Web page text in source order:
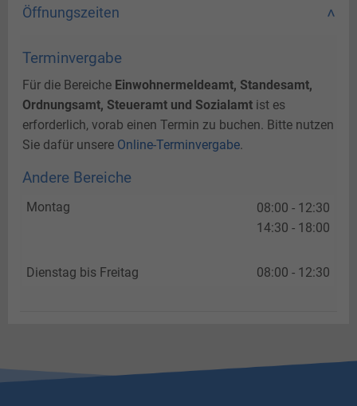
Öffnungszeiten
Terminvergabe
Für die Bereiche Einwohnermeldeamt, Standesamt,
Ordnungsamt, Steueramt und Sozialamt ist es
erforderlich, vorab einen Termin zu buchen. Bitte nutzen
Sie dafür unsere Online-Terminvergabe.
Andere Bereiche
Montag
08:00 - 12:30
14:30 - 18:00
Dienstag bis Freitag 08:00 - 12:30